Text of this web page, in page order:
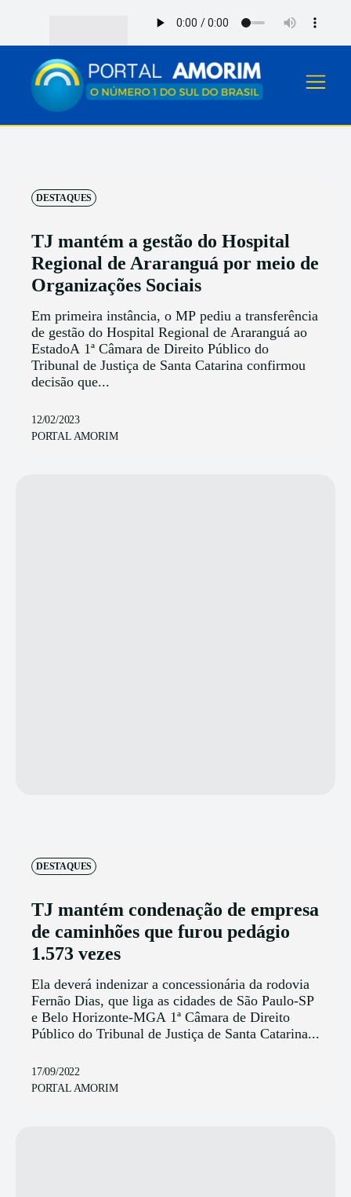
DESTAQUES
TJ mantém a gestão do Hospital
Regional de Araranguá por meio de
Organizações Sociais
Em primeira instância, o MP pediu a transferência
de gestão do Hospital Regional de Araranguá ao
EstadoA 1ª Câmara de Direito Público do
Tribunal de Justiça de Santa Catarina confirmou
decisão que...
12/02/2023
PORTAL AMORIM
DESTAQUES
TJ mantém condenação de empresa
de caminhões que furou pedágio
1.573 vezes
Ela deverá indenizar a concessionária da rodovia
Fernão Dias, que liga as cidades de São Paulo-SP
e Belo Horizonte-MGA 1ª Câmara de Direito
Público do Tribunal de Justiça de Santa Catarina...
17/09/2022
PORTAL AMORIM